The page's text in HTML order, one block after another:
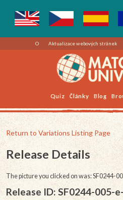
O Aktualizace webových stránek
Quiz Články Blog
Return to Variations Listing Page
Release Details
The picture you clicked on was: SF0244-
Release ID: SF0244-005-